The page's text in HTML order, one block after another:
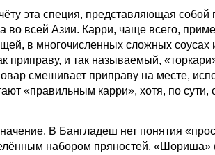
эта специя, представляющая собой
всей Азии. Карри, чаще всего,
в многочисленных сложных соусах
приправу, и так называемый,
смешивает приправу на месте,
«правильным карри», хотя, по сути,
В Бангладеш нет понятия
набором пряностей. «Шориша»